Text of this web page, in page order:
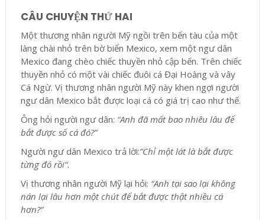
CÂU CHUYỆN THỨ HAI
Một thương nhân người Mỹ ngồi trên bến tàu của một
làng chài nhỏ trên bờ biển Mexico, xem một ngư dân
Mexico đang chèo chiếc thuyền nhỏ cập bến. Trên chiếc
thuyền nhỏ có một vài chiếc đuôi cá Đại Hoàng và vây
Cá Ngừ. Vị thương nhân người Mỹ này khen ngợi người
ngư dân Mexico bắt được loại cá có giá trị cao như thế.
Ông hỏi người ngư dân: “Anh đã mất bao nhiêu lâu để
bắt được số cá đó?”
Người ngư dân Mexico trả lời:”Chỉ một lát là bắt được
từng đó rồi“.
Vị thương nhân người Mỹ lại hỏi: “Anh tại sao lại không
nán lại lâu hơn một chút để bắt được thật nhiều cá
hơn?”